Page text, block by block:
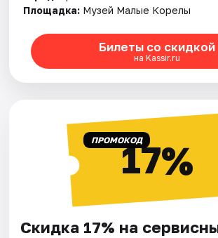
Площадка: Музей Малые Корелы
Билеты со скидкой
на Kassir.ru
ПРОМОКОД17%
Скидка 17% на